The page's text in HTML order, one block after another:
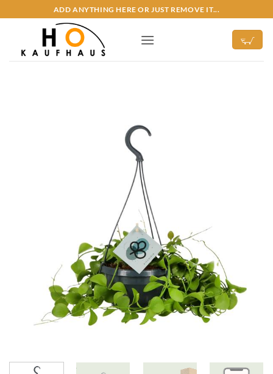
Inhalt
ADD ANYTHING HERE OR JUST REMOVE IT...